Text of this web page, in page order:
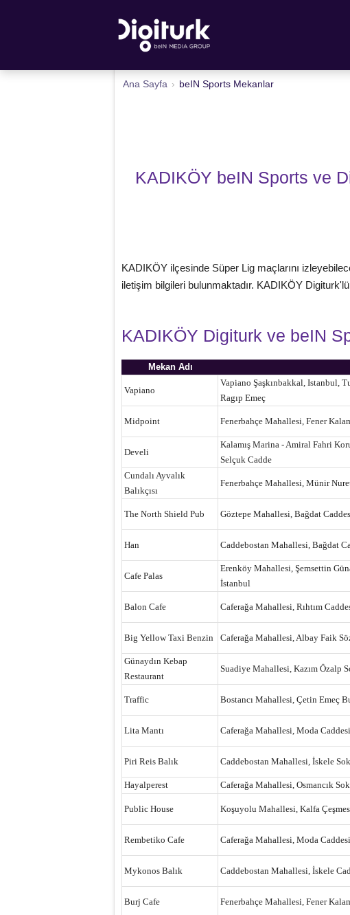
Ana Sayfa › beIN Sports Mekanlar
KADIKÖY beIN Sports ve
KADIKÖY ilçesinde Süper Lig maçlarını
iletişim bilgileri bulunmaktadır. KADIKÖY
KADIKÖY Digiturk ve beIN
Mekan Adı
Vapiano
Vapiano Şaşkınbakkal, Istanbul,
Ragıp Emeç
Midpoint Fenerbahçe Mahallesi, Fener
Develi
Kalamış Marina - Amiral Fahri
Selçuk Cadde
Cundalı Ayvalık
Balıkçısı
Fenerbahçe Mahallesi, Münir
The North Shield Pub Göztepe Mahallesi, Bağdat
Han Caddebostan Mahallesi, Bağdat
Cafe Palas
Erenköy Mahallesi, Şemsettin
İstanbul
Balon Cafe Caferağa Mahallesi, Rıhtım
Big Yellow Taxi Benzin Caferağa Mahallesi, Albay Faik
Günaydın Kebap
Restaurant
Suadiye Mahallesi, Kazım Özalp
Traffic Bostancı Mahallesi, Çetin Emeç
Lita Mantı Caferağa Mahallesi, Moda
Piri Reis Balık Caddebostan Mahallesi, İskele
Hayalperest
Caferağa Mahallesi, Osmancık
Public House Koşuyolu Mahallesi, Kalfa
Rembetiko Cafe Caferağa Mahallesi, Moda
Mykonos Balık Caddebostan Mahallesi, İskele
Burj Cafe Fenerbahçe Mahallesi, Fener